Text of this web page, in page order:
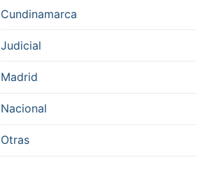
Cundinamarca
Judicial
Madrid
Nacional
Otras